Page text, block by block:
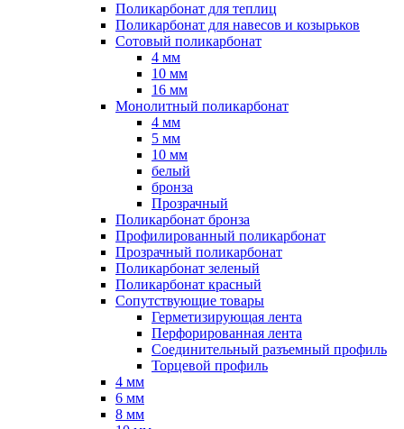
Поликарбонат для теплиц
Поликарбонат для навесов и козырьков
Сотовый поликарбонат
4 мм
10 мм
16 мм
Монолитный поликарбонат
4 мм
5 мм
10 мм
белый
бронза
Прозрачный
Поликарбонат бронза
Профилированный поликарбонат
Прозрачный поликарбонат
Поликарбонат зеленый
Поликарбонат красный
Сопутствующие товары
Герметизирующая лента
Перфорированная лента
Соединительный разъемный профиль
Торцевой профиль
4 мм
6 мм
8 мм